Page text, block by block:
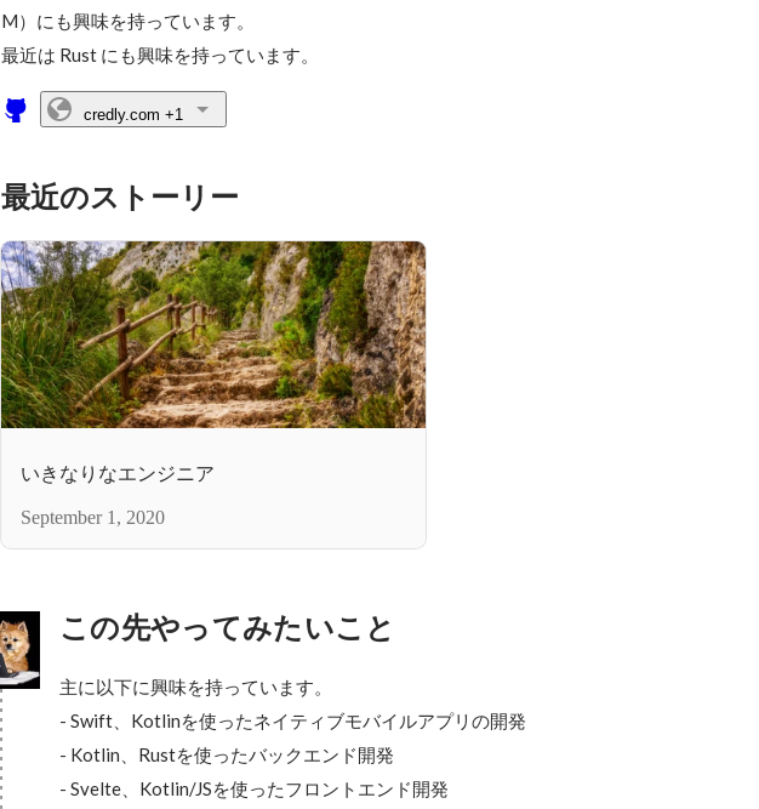
M）にも興味を持っています。
最近は Rust にも興味を持っています。
credly.com +1
最近のストーリー
いきなりなエンジニア
September 1, 2020
この先やってみたいこと
主に以下に興味を持っています。
- Swift、Kotlinを使ったネイティブモバイルアプリの開発
- Kotlin、Rustを使ったバックエンド開発
- Svelte、Kotlin/JSを使ったフロントエンド開発